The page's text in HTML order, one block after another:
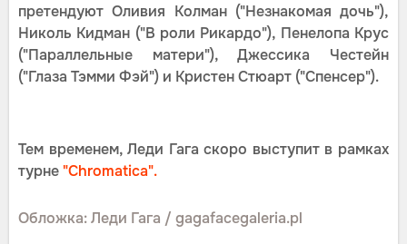
претендуют Оливия Колман ("Незнакомая дочь"),
Николь Кидман ("В роли Рикардо"), Пенелопа Крус
("Параллельные матери"), Джессика Честейн
("Глаза Тэмми Фэй") и Кристен Стюарт ("Спенсер").
Тем временем, Леди Гага скоро выступит в рамках
турне"Chromatica".
Обложка: Леди Гага / gagafacegaleria.pl